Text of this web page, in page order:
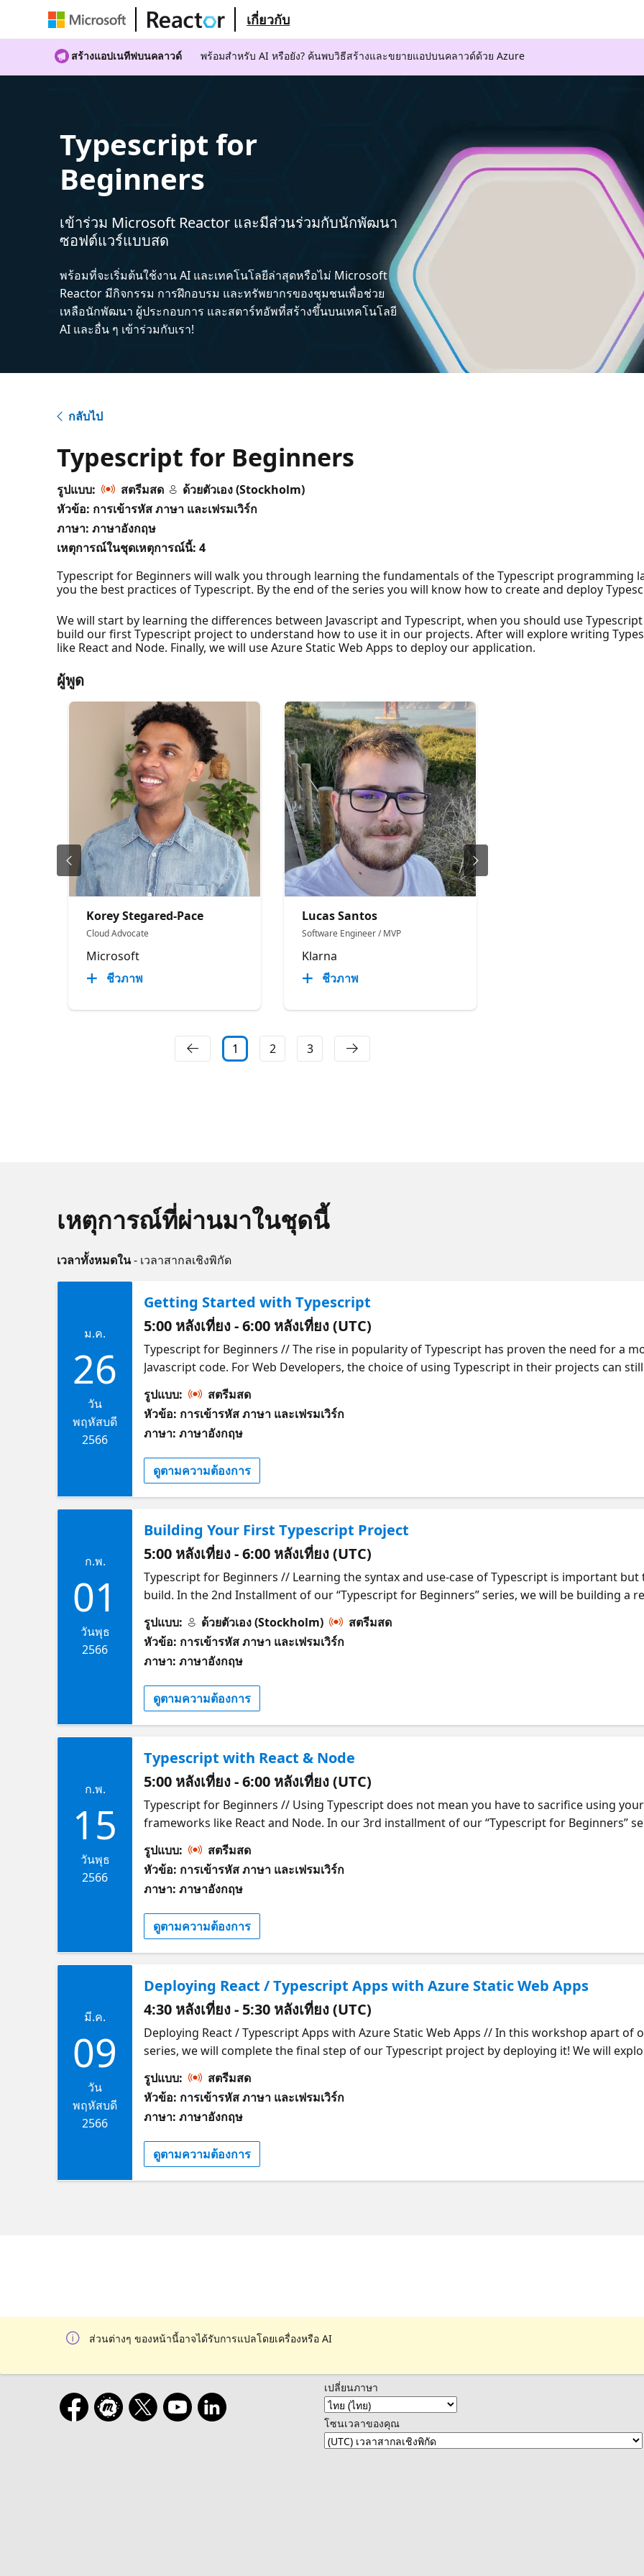
เกี่ยวกับ
สร้างแอปเนทีฟบนคลาวด์ พร้อมสําหรับ AI หรือยัง? ค้นพบวิธีสร้างและขยายแอปบนคลาวด์ด้วย Azure
Typescript for
Beginners
เข้าร่วม Microsoft Reactor และมีส่วนร่วมกับนักพัฒนา
ซอฟต์แวร์แบบสด
พร้อมที่จะเริ่มต้นใช้งาน AI และเทคโนโลยีล่าสุดหรือไม่ Microsoft
Reactor มีกิจกรรม การฝึกอบรม และทรัพยากรของชุมชนเพื่อช่วย
เหลือนักพัฒนา ผู้ประกอบการ และสตาร์ทอัพที่สร้างขึ้นบนเทคโนโลยี
AI และอื่น ๆ เข้าร่วมกับเรา!
กลับไป
Typescript for Beginners
รูปแบบ: สตรีมสด
ด้วยตัวเอง (Stockholm)
หัวข้อ: การเข้ารหัส ภาษา และเฟรมเวิร์ก
ภาษา: ภาษาอังกฤษ
เหตุการณ์ในชุดเหตุการณ์นี้: 4
Typescript for Beginners will walk you through learning the fundamentals of the Typescript programming
you the best practices of Typescript. By the end of the series you will know how to create and deploy
We will start by learning the differences between Javascript and Typescript, when you should use
build our first Typescript project to understand how to use it in our projects. After will explore writing
like React and Node. Finally, we will use Azure Static Web Apps to deploy our application.
ผู้พูด
Korey Stegared-Pace
Cloud Advocate
Microsoft
ชีวภาพ
Lucas Santos
Software Engineer / MVP
Klarna
ชีวภาพ
1 2 3
เหตุการณ์ที่ผ่านมาในชุดนี้
เวลาทั้งหมดใน- เวลาสากลเชิงพิกัด
ม.ค.
26
วัน
พฤหัสบดี
2566
Getting Started with Typescript
5:00 หลังเที่ยง - 6:00 หลังเที่ยง (UTC)
Typescript for Beginners // The rise in popularity of Typescript has proven the need for a more type safe way to write
Javascript code. For Web Developers, the choice of using Typescript in their projects can
Javascript? What are the benefits of using Typescript? What even is type safety? Join
Stegared-Pace as we discuss how you can get started learning and using Typescript in your
New and Experienced Web Developers Students interested in growing their web
learn? Javascript vs Typescript – What is the difference? The History of Typescript – Why
use it? Setting up your environment to writing Typescript Writing Your First Lines of
session prerequisites: Knowledge of Javascript About the speaker Korey Stegared-Pace
Cloud Advocate in the Microsoft Stockholm Reactor, his main goal is to expand the
support the next generation of developers, and grow the dev community in Stockholm and
LinkedIn and Twitter.
รูปแบบ:
สตรีมสด
หัวข้อ: การเข้ารหัส ภาษา และเฟรมเวิร์ก
ภาษา: ภาษาอังกฤษ
ดูตามความต้องการ
ก.พ.
01
วันพุธ
2566
Building Your First Typescript Project
5:00 หลังเที่ยง - 6:00 หลังเที่ยง (UTC)
Typescript for Beginners // Learning the syntax and use-case of Typescript is important but the best way to learn is to
build. In the 2nd Installment of our “Typescript for Beginners” series, we will be building a
Typescript. Join Microsoft Cloud Advocate Korey Stegared-Pace and Microsoft MVP Lucas
building your first Typescript application. Who should Attend? New and Experienced Web
in growing their web development knowledge What will I learn? Setting up Your
Variables and Functions with Typescript “Thinking” in Typescript Creating a Typescript
session prerequisites: Knowledge of Javascript About the speakers Korey Stegared-Pace
educating and inspiring others on what is possible with AI and Web and how they can use
support the next generation of developers, and grow the dev community in Stockholm and
LinkedIn and Twitter. Lucas Santos Lucas is a Brazilian Software Developer since 2012 and I
applications since 2013. The passion for technology, learning and teaching is what keeps
member of communities, such as ABCDev, a community-driven event on my local region.
foundation and TypeScript language translator. I love to talk about tech and teach people of
most is to learn from others what they've been doing to solve their problems and I believe
an everlasting student. Follow him on LinkedIn and Twitter.
รูปแบบ: ด้วยตัวเอง (Stockholm)
สตรีมสด
หัวข้อ: การเข้ารหัส ภาษา และเฟรมเวิร์ก
ภาษา: ภาษาอังกฤษ
ดูตามความต้องการ
ก.พ.
15
วันพุธ
2566
Typescript with React & Node
5:00 หลังเที่ยง - 6:00 หลังเที่ยง (UTC)
Typescript for Beginners // Using Typescript does not mean you have to sacrifice using your favorite Javascript
frameworks like React and Node. In our 3rd installment of our “Typescript for Beginners”
application using Typescript, React and Node. Join Microsoft Cloud Advocate Korey Stegared-Pace and Microsoft MVP
Lucas Santos as we build an application using Typescript, React and Node and show you
Attend? New and Experienced Web Developers Students interested in growing their web
will I learn? Setting up Your Environment for Typescript, React and Node Creating a project
Best Practices for using Typescript Building a web Application using Typescript, React and
session prerequisites: Knowledge of Javascript About the speakers Korey Stegared-Pace
Cloud Advocate in the Microsoft Stockholm Reactor, his main goal is to expand the
support the next generation of developers, and grow the dev community in Stockholm and
LinkedIn and Twitter. Lucas Santos Lucas is a Brazilian Software Developer since 2012 and I
applications since 2013. The passion for technology, learning and teaching is what keeps
member of communities, such as ABCDev, a community-driven event on my local region.
foundation and TypeScript language translator. I love to talk about tech and teach people of
most is to learn from others what they've been doing to solve their problems and I believe
an everlasting student. Follow him on LinkedIn and Twitter.
รูปแบบ:
สตรีมสด
หัวข้อ: การเข้ารหัส ภาษา และเฟรมเวิร์ก
ภาษา: ภาษาอังกฤษ
ดูตามความต้องการ
มี.ค.
09
วัน
พฤหัสบดี
2566
Deploying React / Typescript Apps with Azure Static Web Apps
4:30 หลังเที่ยง - 5:30 หลังเที่ยง (UTC)
Deploying React / Typescript Apps with Azure Static Web Apps // In this workshop apart of
series, we will complete the final step of our Typescript project by deploying it! We will
Azure Static Web Apps to get our projects out in the wild. Then will deploy the fullstack
throughout this series. Who Should Attend Anyone interested in building web applications
Node. What will I learn What is Azure Static Web Apps? How can developers deploy their
Azure SWA Step by step deployment of a real Typescript / React project using Azure SWA
รูปแบบ:
สตรีมสด
หัวข้อ: การเข้ารหัส ภาษา และเฟรมเวิร์ก
ภาษา: ภาษาอังกฤษ
ดูตามความต้องการ
ส่วนต่างๆ ของหน้านี้อาจได้รับการแปลโดยเครื่องหรือ AI
เปลี่ยนภาษา
โซนเวลาของคุณ